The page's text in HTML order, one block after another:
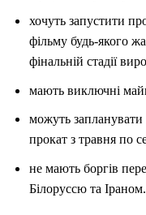
хочуть запустити
фільму будь-якого
фінальній стадії
мають виключні
можуть
прокат з травня по
не мають боргів
Білоруссю та Іраном.